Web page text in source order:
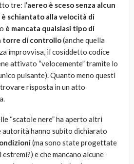
tre: l’aereo è sceso senza alcun
è schiantato alla velocità di
è mancata qualsiasi tipo di
torre di controllo(anche quella
improvvisa, il cosiddetto codice
attivato “velocemente” tramite lo
pulsante). Quanto meno questi
risposta in un atto
“scatole nere” ha aperto altri
autorità hanno subito dichiarato
(ma sono state progettate
e che mancano alcune